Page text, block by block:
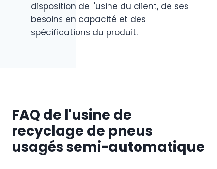
disposition de l'usine du client, de ses
besoins en capacité et des
spécifications du produit.
FAQ de l'usine de
recyclage de pneus
usagés semi-automatique